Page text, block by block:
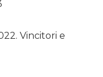
Vincitori e